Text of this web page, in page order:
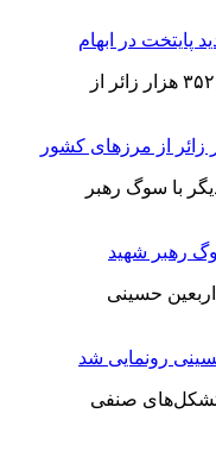
در ابهام
رونمایی شد